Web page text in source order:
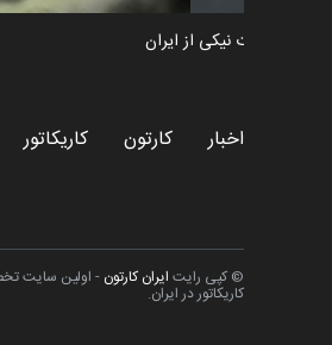
طراوت نیکی از ایران
اخبار کارتون کاریکاتور
© کپی رایت ایران کارتون - اولین سایت
کاریکاتور در ایران.